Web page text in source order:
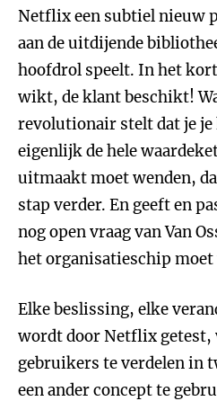
Netflix een subtiel nieuw
aan de uitdijende
hoofdrol speelt. In het
wikt, de klant beschikt!
revolutionair stelt dat je je
eigenlijk de hele
uitmaakt moet wenden,
stap verder. En geeft en
nog open vraag van Van
het organisatieschip moet
Elke beslissing, elke
wordt door Netflix getest,
gebruikers te verdelen in
een ander concept te